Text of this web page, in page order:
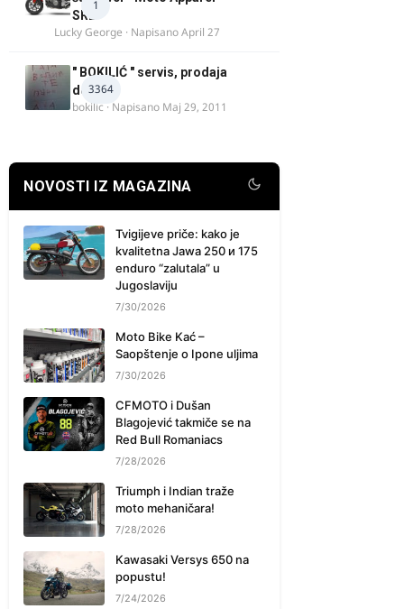
1
SRB
Lucky George · NapisanoApril 27
3364
" BOKILIĆ " servis, prodaja
delova
bokilic · Napisano Maj 29, 2011
NOVOSTI IZ MAGAZINA
Tvigijeve priče: kako je
kvalitetna Jawa 250 и 175
enduro “zalutala” u
Jugoslaviju
7/30/2026
Moto Bike Kać –
Saopštenje o Ipone uljima
7/30/2026
CFMOTO i Dušan
Blagojević takmiče se na
Red Bull Romaniacs
7/28/2026
Triumph i Indian traže
moto mehaničara!
7/28/2026
Kawasaki Versys 650 na
popustu!
7/24/2026